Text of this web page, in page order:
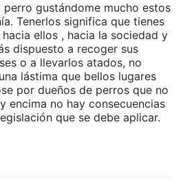
gustándome mucho estos
Tenerlos significa que tienes
ellos , hacia la sociedad y
dispuesto a recoger sus
o a llevarlos atados, no
lástima que bellos lugares
por dueños de perros que no
encima no hay consecuencias
que se debe aplicar.